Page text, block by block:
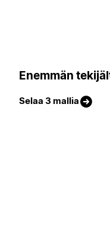
Enemmän
Selaa 3 mallia